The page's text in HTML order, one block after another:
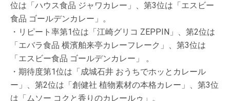
位は「ハウス食品 ジャワカレー」、第3位は「エスビー
食品 ゴールデンカレー」。
・リピート率第1位は「江崎グリコ ZEPPIN」、第2位は
「エバラ食品 横濱舶来亭カレーフレーク」、第3位は
「エスビー食品 ゴールデンカレー」 。
・期待度第1位は「成城石井 おうちでホッとカレール
ー」、第2位は「創健社 植物素材の本格カレー」、第3位
は「ムソー コクと香りのカレールゥ」。